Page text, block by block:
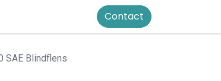
Contact
SAE Blindflens